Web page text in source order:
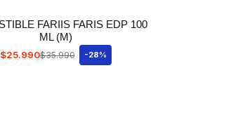
FARIIS FARIS EDP 100
ML (M)
$25.990$35.990 -28%